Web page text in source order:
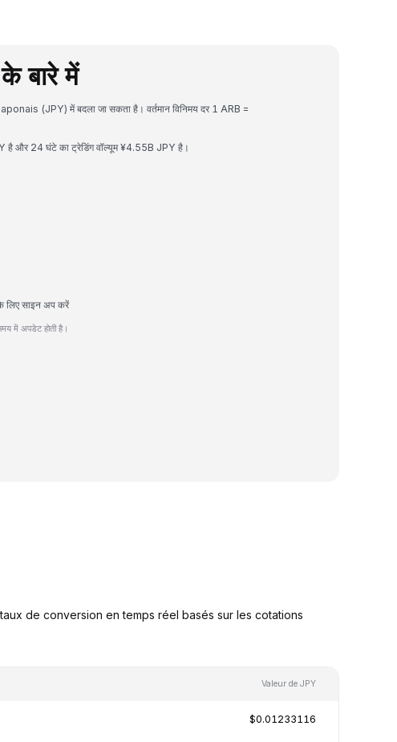
बारे में
(JPY) में बदला जा सकता है। वर्तमान विनिमय दर 1 ARB =
और 24 घंटे का ट्रेडिंग वॉल्यूम ¥4.55B JPY है।
लिए साइन अप करें
में अपडेट होती है।
de conversion en temps réel basés sur les cotations
Valeur de JPY
$0.01233116